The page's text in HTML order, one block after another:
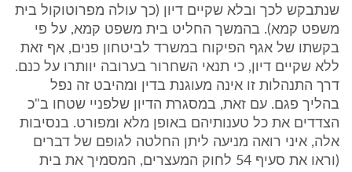
שנתבקש לכך ובלא שקיים דיון (כך עולה מפרוטוקול בית
משפט קמא). בהמשך החליט בית משפט קמא, על פי
בקשתו של אגף הפיקוח במשרד לביטחון פנים, אף זאת
ללא שקיים דיון, כי תנאי השחרור בערובה יוותרו על כנם.
דרך התנהלות זו אינה מעוגנת בדין ומהיבט זה נפל
בהליך פגם. עם זאת, במסגרת הדיון שלפניי שטחו ב"כ
הצדדים את כל טענותיהם באופן מלא ומפורט. בנסיבות
אלה, איני רואה מניעה ליתן החלטה לגופם של דברים
(וראו את סעיף 54 לחוק המעצרים, המסמיך את בית